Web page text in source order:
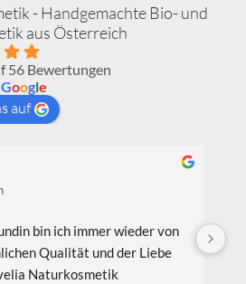
- Handgemachte Bio- und
aus Österreich
56 Bewertungen
Google
auf
bin ich immer wieder von
Qualität und der Liebe
Naturkosmetik